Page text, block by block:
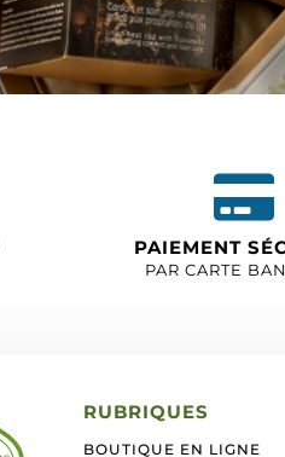
PAIEMENT
PAR CARTE
RUBRIQUES
BOUTIQUE EN LIGNE